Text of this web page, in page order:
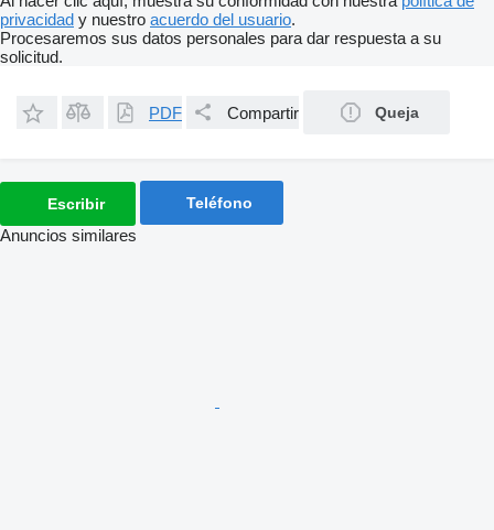
privacidad y nuestro acuerdo del usuario.
Procesaremos sus datos personales para dar respuesta a su
solicitud.
PDF Compartir Queja
Escribir Teléfono
Anuncios similares